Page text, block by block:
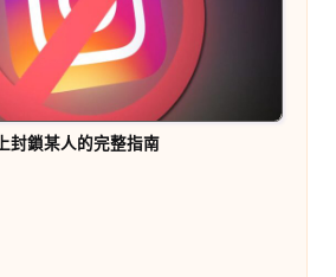
封鎖某人的完整指南